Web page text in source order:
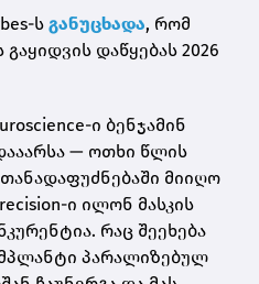
ს განუცხადა, რომ
დაწყებას 2026
ი ბენჯამინ
— ოთხი წლის
მიიღო
ი ილონ მასკის
რაც შეეხება
პარალიზებულ